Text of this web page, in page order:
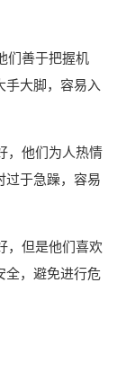
们善于把握机
手大脚，容易入
，他们为人热情
过于急躁，容易
，但是他们喜欢
全，避免进行危